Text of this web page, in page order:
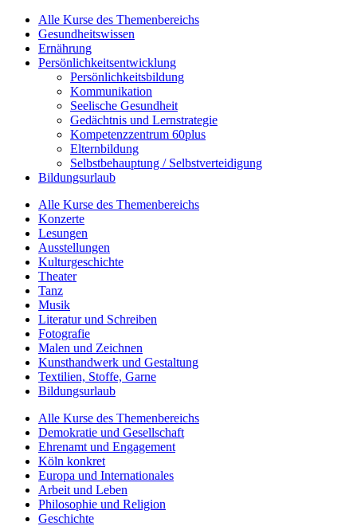
Alle Kurse des Themenbereichs
Gesundheitswissen
Ernährung
Persönlichkeitsentwicklung
Persönlichkeitsbildung
Kommunikation
Seelische Gesundheit
Gedächtnis und Lernstrategie
Kompetenzzentrum 60plus
Elternbildung
Selbstbehauptung / Selbstverteidigung
Bildungsurlaub
Alle Kurse des Themenbereichs
Konzerte
Lesungen
Ausstellungen
Kulturgeschichte
Theater
Tanz
Musik
Literatur und Schreiben
Fotografie
Malen und Zeichnen
Kunsthandwerk und Gestaltung
Textilien, Stoffe, Garne
Bildungsurlaub
Alle Kurse des Themenbereichs
Demokratie und Gesellschaft
Ehrenamt und Engagement
Köln konkret
Europa und Internationales
Arbeit und Leben
Philosophie und Religion
Geschichte